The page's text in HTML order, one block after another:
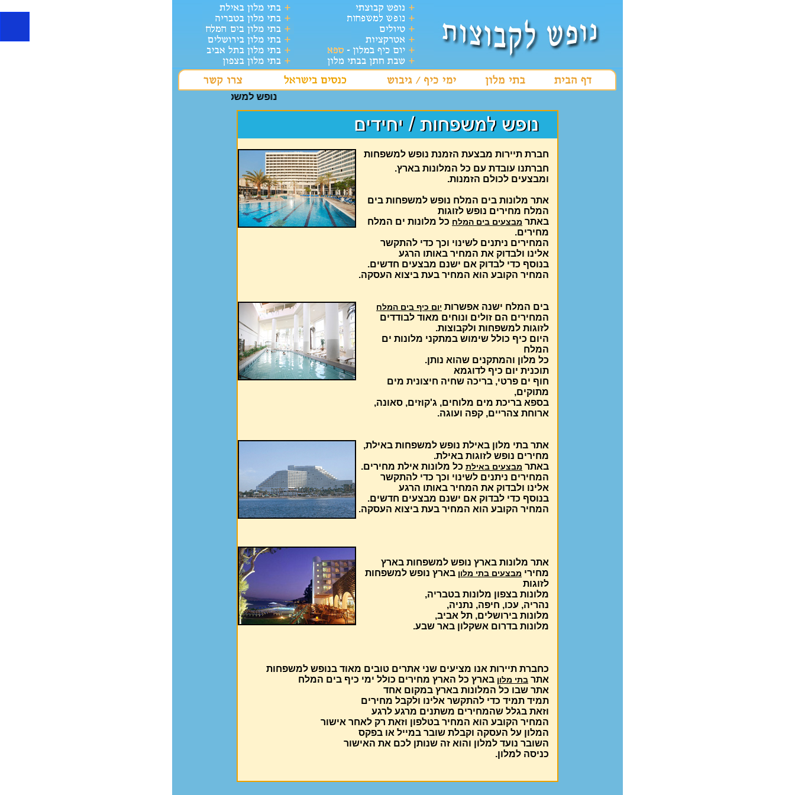
נופש למשפחות מבצעים בתי מלון בארץ, מחירים מלונות בישראל,
חברת תיירות מבצעת הזמנת נופש למשפחות
חברתנו עובדת עם כל המלונות בארץ.
ומבצעים לכולם הזמנות.
אתר מלונות בים המלח נופש למשפחות בים
המלח מחירים נופש לזוגות
באתר מבצעים בים המלח כל מלונות ים המלח
מחירים.
המחירים ניתנים לשינוי וכך כדי להתקשר
אלינו ולבדוק את המחיר באותו הרגע
בנוסף כדי לבדוק אם ישנם מבצעים חדשים.
המחיר הקובע הוא המחיר בעת ביצוא העסקה.
בים המלח ישנה אפשרות יום כיף בים המלח
המחירים הם זולים ונוחים מאוד לבודדים
לזוגות למשפחות ולקבוצות.
היום כיף כולל שימוש במתקני מלונות ים
המלח
כל מלון והמתקנים שהוא נותן.
תוכנית יום כיף לדוגמא
חוף ים פרטי, בריכה שחיה חיצונית מים
מתוקים,
בספא בריכת מים מלוחים, ג'קוזים, סאונה,
ארוחת צהריים, קפה ועוגה.
אתר בתי מלון באילת נופש למשפחות באילת,
מחירים נופש לזוגות באילת.
באתר מבצעים באילת כל מלונות אילת מחירים.
המחירים ניתנים לשינוי וכך כדי להתקשר
אלינו ולבדוק את המחיר באותו הרגע
בנוסף כדי לבדוק אם ישנם מבצעים חדשים.
המחיר הקובע הוא המחיר בעת ביצוא העסקה.
אתר מלונות בארץ נופש למשפחות בארץ
מחירי מבצעים בתי מלון בארץ נופש למשפחות
לזוגות
מלונות בצפון מלונות בטבריה,
נהריה, עכו, חיפה, נתניה,
מלונות בירושלים, תל אביב,
מלונות בדרום אשקלון באר שבע.
כחברת תיירות אנו מציעים שני אתרים טובים מאוד בנופש למשפחות
אתר בתי מלון בארץ כל הארץ מחירים כולל ימי כיף בים המלח
אתר שבו כל המלונות בארץ במקום אחד
תמיד תמיד כדי להתקשר אלינו ולקבל מחירים
וזאת בגלל שהמחירים משתנים מרגע לרגע
המחיר הקובע הוא המחיר בטלפון וזאת רק לאחר אישור
המלון על העסקה וקבלת שובר במייל או בפקס
השובר נועד למלון והוא זה שנותן לכם את האישור
כניסה למלון.